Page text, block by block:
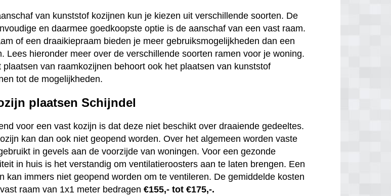
van kunststof kozijnen kun je kiezen uit verschillende soorten. De
en daarmee goedkoopste optie is de aanschaf van een vast raam.
of een draaikiepraam bieden je meer gebruiksmogelijkheden dan een
Lees hieronder meer over de verschillende soorten ramen voor je woning.
plaatsen van raamkozijnen behoort ook het plaatsen van kunststof
tot de mogelijkheden.
plaatsen Schijndel
voor een vast kozijn is dat deze niet beschikt over draaiende gedeeltes.
kan dan ook niet geopend worden. Over het algemeen worden vaste
in gevels aan de voorzijde van woningen. Voor een gezonde
in huis is het verstandig om ventilatieroosters aan te laten brengen. Een
kan immers niet geopend worden om te ventileren. De gemiddelde kosten
raam van 1x1 meter bedragen€155,- tot €175,-.